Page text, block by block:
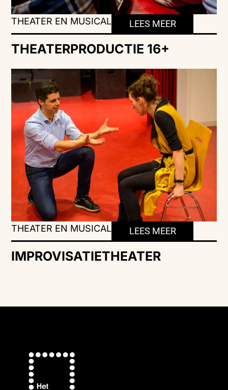
THEATER EN MUSICAL LEES MEER
THEATERPRODUCTIE 16+
THEATER EN MUSICAL LEES MEER
IMPROVISATIETHEATER